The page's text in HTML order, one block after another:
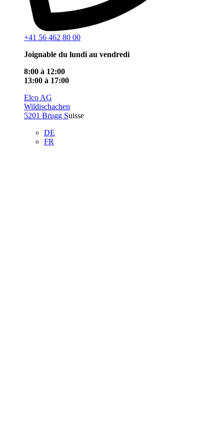
+41 56 462 80 00
Joignable du lundi au vendredi
8:00 à 12:00
13:00 à 17:00
Elco AG
Wildischachen
5201 Brugg Suisse
DE
FR